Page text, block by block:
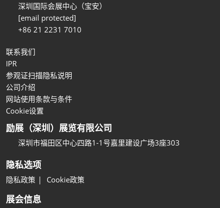
深圳国际会展中心（宝安）
[email protected]
+86 21 2231 7010
联系我们
IPR
参观证扫描隐私说明
公司介绍
网站使用条款与条件
Cookie设置
励展（深圳）展览有限公司
深圳市福田区中心四路1-1号嘉里建设广场3座303
隐私选项
隐私政策 Cookie政策
展会信息